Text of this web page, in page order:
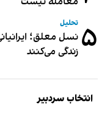
۵ تحلیل
نسل معلق؛
زندگی می‌کنند
انتخاب سردبیر